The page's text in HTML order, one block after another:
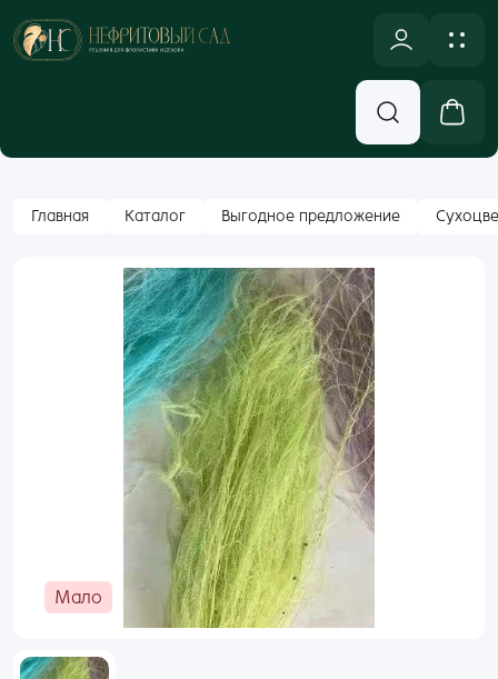
Кашпо и Коробки
Корзины
Лента
Новогодний ассортимент
Пакеты
Пленка
Новинки
Главная Каталог Выгодное предложение
Мало
Пароль
Забыли пароль?
Раньше входили по номеру телефона?
Войти
Нет аккаунта? Создать